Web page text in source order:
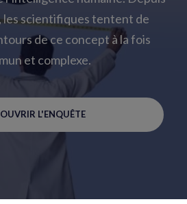
les scientifiques tentent de
de ce concept à la fois
et complexe.
L'ENQUÊTE